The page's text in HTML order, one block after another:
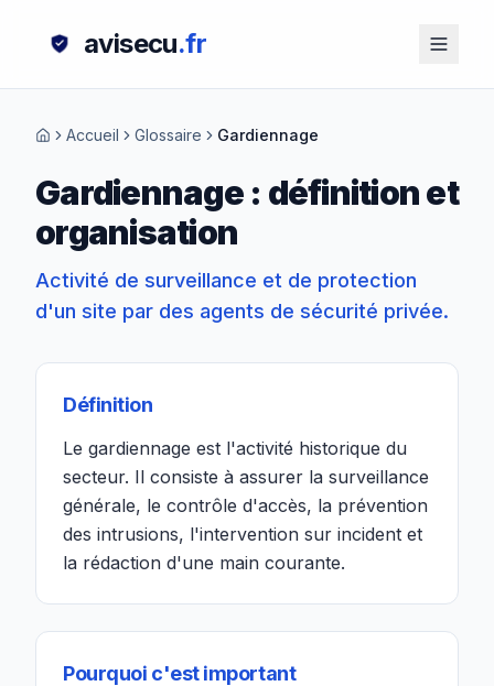
avisecu.fr
Accueil Glossaire Gardiennage
Gardiennage : définition et
organisation
Activité de surveillance et de protection
d'un site par des agents de sécurité privée.
Définition
Le gardiennage est l'activité historique du
secteur. Il consiste à assurer la surveillance
générale, le contrôle d'accès, la prévention
des intrusions, l'intervention sur incident et
la rédaction d'une main courante.
Pourquoi c'est important